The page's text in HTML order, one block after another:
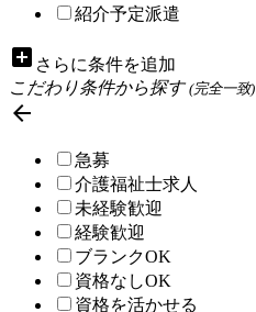
紹介予定派遣
add_box さらに条件を追加
こだわり条件から探す(完全一致)

急募
介護福祉士求人
未経験歓迎
経験歓迎
ブランクOK
資格なしOK
資格を活かせる